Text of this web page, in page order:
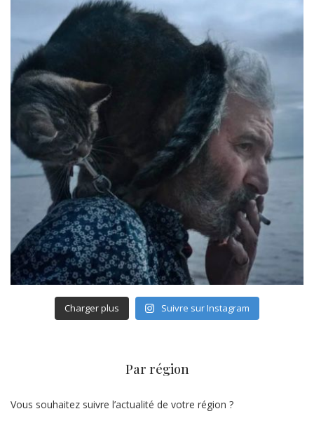
Charger plus Suivre sur Instagram
Par région
Vous souhaitez suivre l’actualité de votre région ?